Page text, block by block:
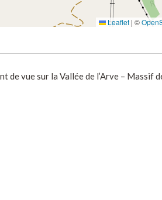
Leaflet | ©
de vue sur la Vallée de l’Arve – Massif